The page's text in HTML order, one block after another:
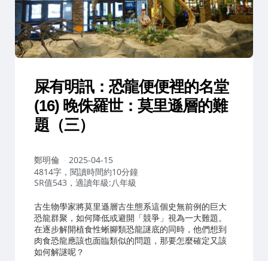
屎有明訊：恐龍便便裡的名堂
(16) 晚侏羅世：莫里遜層的難
題（三）
作
者：
鄭明倫
2025-04-15
4814字，閱讀時間約10分鐘
SR值543，適讀年級:八年級
古生物學家將莫里遜層古生態系這個史無前例的巨大
恐龍群聚，如何降低或避開「競爭」視為一大難題。
在逐步解開植食性蜥腳類恐龍謎底的同時，他們想到
肉食恐龍應該也面臨類似的問題，那要怎麼確定又該
如何解謎呢？